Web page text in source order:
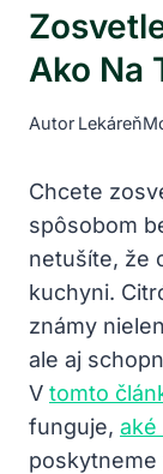
Ako Na
Autor
Chcete
spôsobom
netušíte, že
kuchyni.
známy
ale aj
V tomto
funguje, aké
poskytneme